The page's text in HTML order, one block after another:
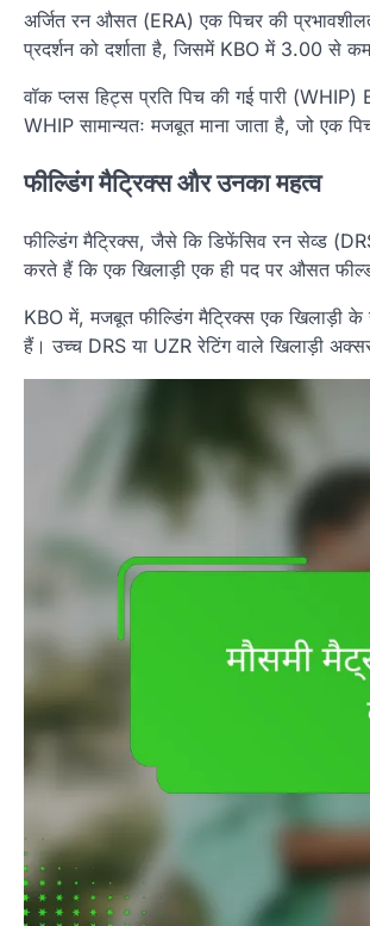
अर्जित रन औसत (ERA) एक पिचर की
प्रदर्शन को दर्शाता है, जिसमें KBO में 3.00 से
वॉक प्लस हिट्स प्रति पिच की गई पारी
WHIP सामान्यतः मजबूत माना जाता है, जो एक
फील्डिंग मैट्रिक्स और उनका महत्व
फील्डिंग मैट्रिक्स, जैसे कि डिफेंसिव रन सेव्ड
करते हैं कि एक खिलाड़ी एक ही पद पर औसत
KBO में, मजबूत फील्डिंग मैट्रिक्स एक खिलाड़ी के
हैं। उच्च DRS या UZR रेटिंग वाले खिलाड़ी